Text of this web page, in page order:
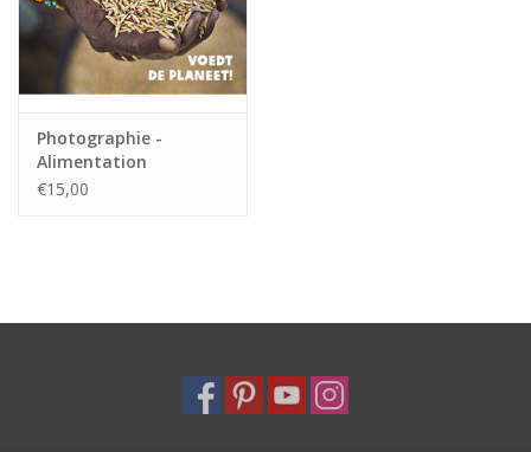
Photographie -
Alimentation
€15,00